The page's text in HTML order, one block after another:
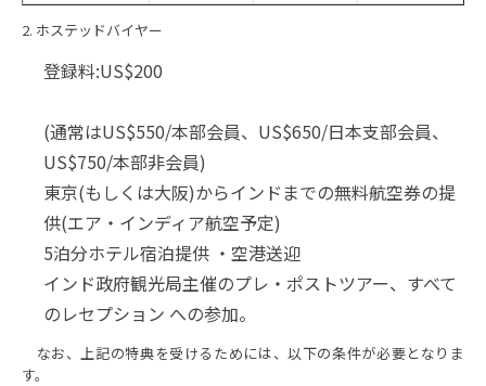
2. ホステッドバイヤー
登録料:US$200
(通常はUS$550/本部会員、US$650/日本支部会員、
US$750/本部非会員)
東京(もしくは大阪)からインドまでの無料航空券の提
供(エア・インディア航空予定)
5泊分ホテル宿泊提供 ・空港送迎
インド政府観光局主催のプレ・ポストツアー、すべて
のレセプション への参加。
なお、上記の特典を受けるためには、以下の条件が必要となりま
す。